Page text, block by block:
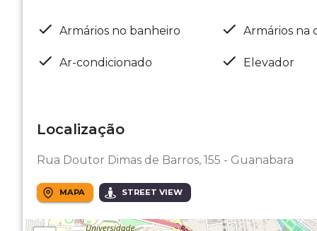
Armários no banheiro Armários na
Ar-condicionado Elevador
Localização
Rua Doutor Dimas de Barros, 155 - Guanabara
MAPA STREET VIEW